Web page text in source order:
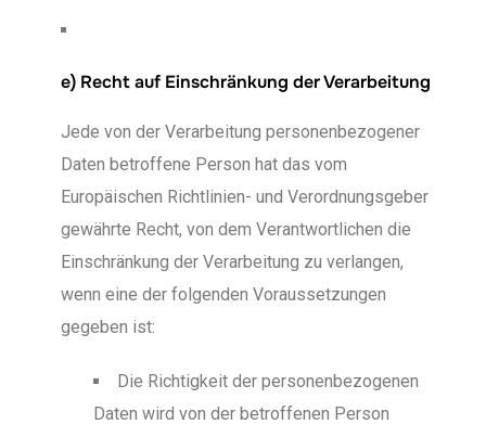
e) Recht auf Einschränkung der Verarbeitung
Jede von der Verarbeitung personenbezogener
Daten betroffene Person hat das vom
Europäischen Richtlinien- und Verordnungsgeber
gewährte Recht, von dem Verantwortlichen die
Einschränkung der Verarbeitung zu verlangen,
wenn eine der folgenden Voraussetzungen
gegeben ist:
Die Richtigkeit der personenbezogenen
Daten wird von der betroffenen Person